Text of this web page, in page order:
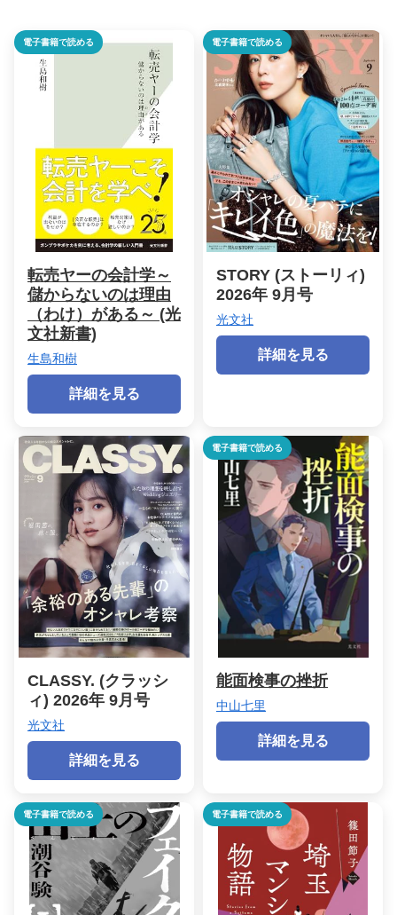
電子書籍で読める
転売ヤーの会計学～
儲からないのは理由
（わけ）がある～ (光
文社新書)
生島和樹
詳細を見る
電子書籍で読める
STORY (ストーリィ)
2026年 9月号
光文社
詳細を見る
CLASSY. (クラッシ
ィ) 2026年 9月号
光文社
詳細を見る
電子書籍で読める
能面検事の挫折
中山七里
詳細を見る
電子書籍で読める 電子書籍で読める